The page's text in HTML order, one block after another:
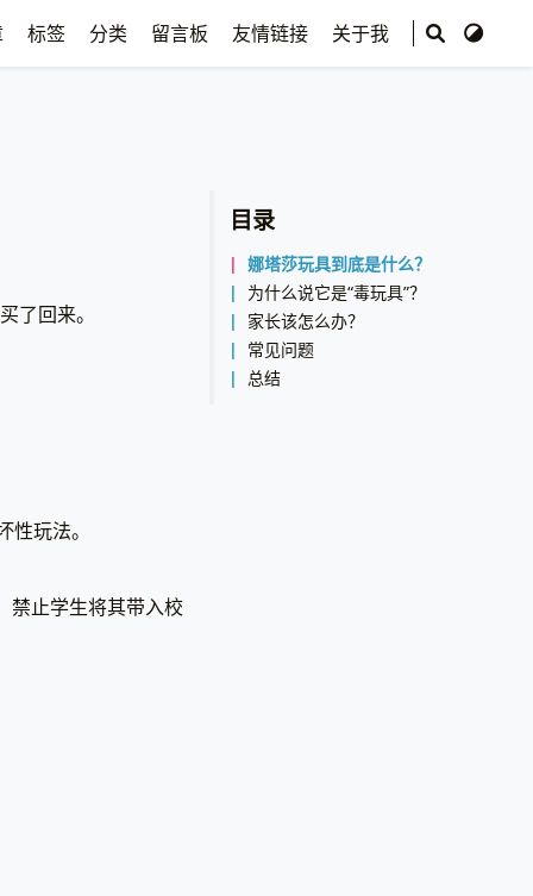
标签 分类 留言板 友情链接 关于我
目录
娜塔莎玩具到底是什么？
为什么说它是“毒玩具”？
家长该怎么办？
常见问题
总结
了回来。
玩法。
禁止学生将其带入校